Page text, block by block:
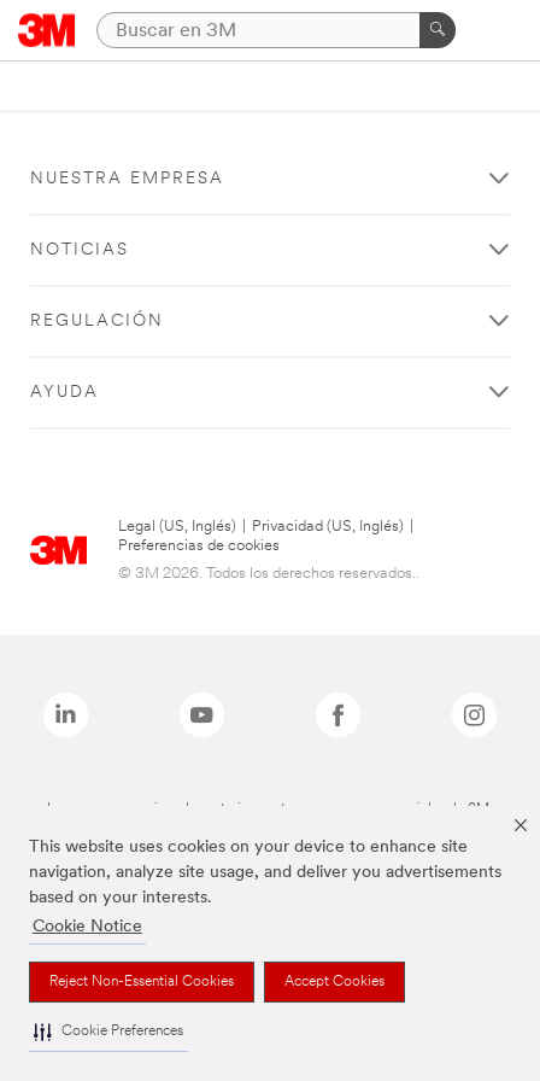
This website uses cookies on your device to enhance site
navigation, analyze site usage, and deliver you advertisements
based on your interests.
Cookie Notice
Reject Non-Essential Cookies Accept Cookies
Cookie Preferences
NUESTRA EMPRESA
NOTICIAS
REGULACIÓN
AYUDA
Legal (US, Inglés) Privacidad (US, Inglés)
Preferencias de cookies
© 3M 2026. Todos los derechos reservados..
Las marcas mencionadas anteriormente son marcas comerciales de 3M.